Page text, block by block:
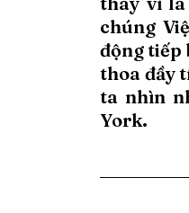
chúng
động tiếp
thoa đầy
ta nhìn
York.